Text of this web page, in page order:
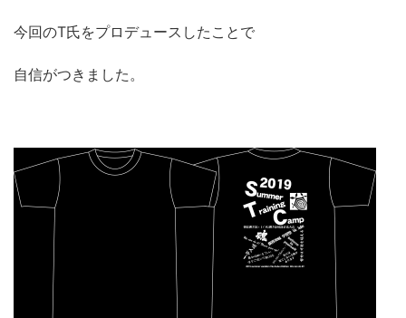
今回のT氏をプロデュースしたことで
自信がつきました。